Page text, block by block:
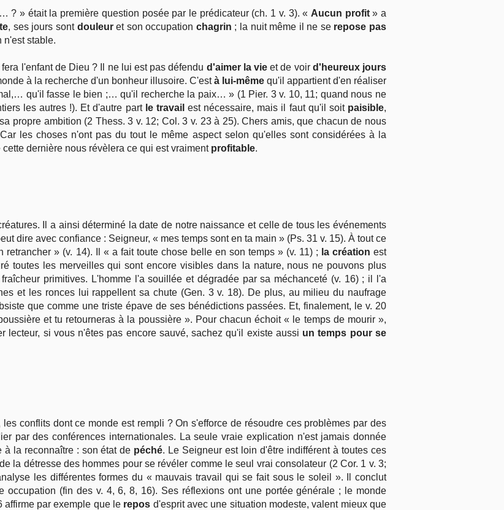
? » était la première question posée par le prédicateur (ch. 1 v. 3). « Aucun profit» a
, ses jours sont douleuret son occupation chagrin ; la nuit même il ne se repose pas
n'est stable.
l'enfant de Dieu ? Il ne lui est pas défendu d'aimer la vie et de voir d'heureux jours
à la recherche d'un bonheur illusoire. C'està lui-même qu'il appartient d'en réaliser
qu'il fasse le bien ;… qu'il recherche la paix… » (1 Pier. 3 v. 10, 11; quand nous ne
les autres !). Et d'autre part le travail est nécessaire, mais il faut qu'il soit paisible,
propre ambition (2 Thess. 3 v. 12; Col. 3 v. 23 à 25). Chers amis, que chacun de nous
les choses n'ont pas du tout le même aspect selon qu'elles sont considérées à la
cette dernière nous révèlera ce qui est vraiment profitable.
Il a ainsi déterminé la date de notre naissance et celle de tous les événements
dire avec confiance : Seigneur, « mes temps sont en ta main » (Ps. 31 v. 15). À tout ce
» (v. 14). Il « a fait toute chose belle en son temps » (v. 11) ; la création est
toutes les merveilles qui sont encore visibles dans la nature, nous ne pouvons plus
primitives. L'homme l'a souillée et dégradée par sa méchanceté (v. 16) ; il l'a
et les ronces lui rappellent sa chute (Gen. 3 v. 18). De plus, au milieu du naufrage
que comme une triste épave de ses bénédictions passées. Et, finalement, le v. 20
et tu retourneras à la poussière ». Pour chacun échoit « le temps de mourir »,
lecteur, si vous n'êtes pas encore sauvé, sachez qu'il existe aussi un temps pour se
conflits dont ce monde est rempli ? On s'efforce de résoudre ces problèmes par des
par des conférences internationales. La seule vraie explication n'est jamais donnée
la reconnaître : son état de péché. Le Seigneur est loin d'être indifférent à toutes ces
la détresse des hommes pour se révéler comme le seul vrai consolateur (2 Cor. 1 v. 3;
les différentes formes du « mauvais travail qui se fait sous le soleil ». Il conclut
occupation (fin des v. 4, 6, 8, 16). Ses réflexions ont une portée générale ; le monde
affirme par exemple que le repos d'esprit avec une situation modeste, valent mieux que